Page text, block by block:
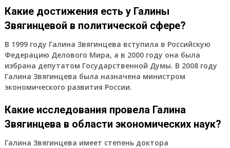
Какие достижения есть у Галины
Звягинцевой в политической сфере?
В 1999 году Галина Звягинцева вступила в Российскую
Федерацию Делового Мира, а в 2000 году она была
избрана депутатом Государственной Думы. В 2008 году
Галина Звягинцева была назначена министром
экономического развития России.
Какие исследования провела Галина
Звягинцева в области экономических наук?
Галина Звягинцева имеет степень доктора